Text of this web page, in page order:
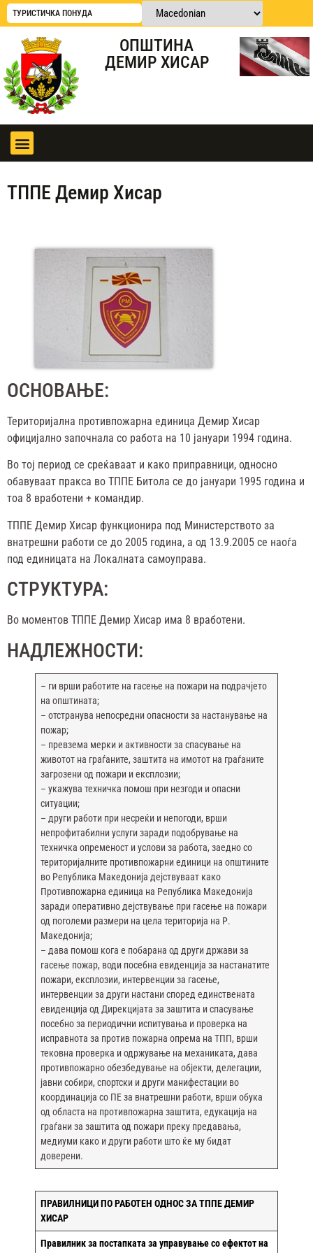
ТУРИСТИЧКА ПОНУДА
ОПШТИНА
ДЕМИР ХИСАР
ТППЕ Демир Хисар
ОСНОВАЊЕ:
Територијална противпожарна единица Демир Хисар
официјално започнала со работа на 10 јануари 1994 година.
Во тој период се среќаваат и како приправници, односно
обавуваат пракса во ТППЕ Битола се до јануари 1995 година и
тоа 8 вработени + командир.
ТППЕ Демир Хисар функционира под Министерството за
внатрешни работи се до 2005 година, а од 13.9.2005 се наоѓа
под единицата на Локалната самоуправа.
СТРУКТУРА:
Во моментов ТППЕ Демир Хисар има 8 вработени.
НАДЛЕЖНОСТИ:
– ги врши работите на гасење на пожари на подрачјето
на општината;
– отстранува непосредни опасности за настанување на
пожар;
– превзема мерки и активности за спасување на
животот на граѓаните, заштита на имотот на граѓаните
загрозени од пожари и експлозии;
– укажува техничка помош при незгоди и опасни
ситуации;
– други работи при несреќи и непогоди, врши
непрофитабилни услуги заради подобрување на
техничка опременост и услови за работа, заедно со
територијалните противпожарни единици на општините
во Република Македонија дејствуваат како
Противпожарна единица на Република Македонија
заради оперативно дејствување при гасење на пожари
од поголеми размери на цела територија на Р.
Македонија;
– дава помош кога е побарана од други држави за
гасење пожар, води посебна евиденција за настанатите
пожари, експлозии, интервенции за гасење,
интервенции за други настани според единствената
евиденција од Дирекцијата за заштита и спасување
посебно за периодични испитувања и проверка на
исправнота за против пожарна опрема на ТПП, врши
тековна проверка и одржување на механиката, дава
противпожарно обезбедување на објекти, делегации,
јавни собири, спортски и други манифестации во
координација со ПЕ за внатрешни работи, врши обука
од областа на противпожарна заштита, едукација на
граѓани за заштита од пожари преку предавања,
медиуми како и други работи што ќе му бидат
доверени.
ПРАВИЛНИЦИ ПО РАБОТЕН ОДНОС ЗА ТППЕ ДЕМИР
ХИСАР
Правилник за постапката за управување со ефектот на